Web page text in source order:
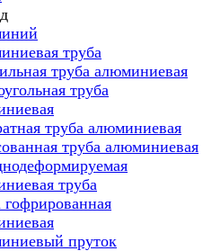
труба
труба алюминиевая
труба
труба алюминиевая
труба алюминиевая
труба
гофрированная
пруток